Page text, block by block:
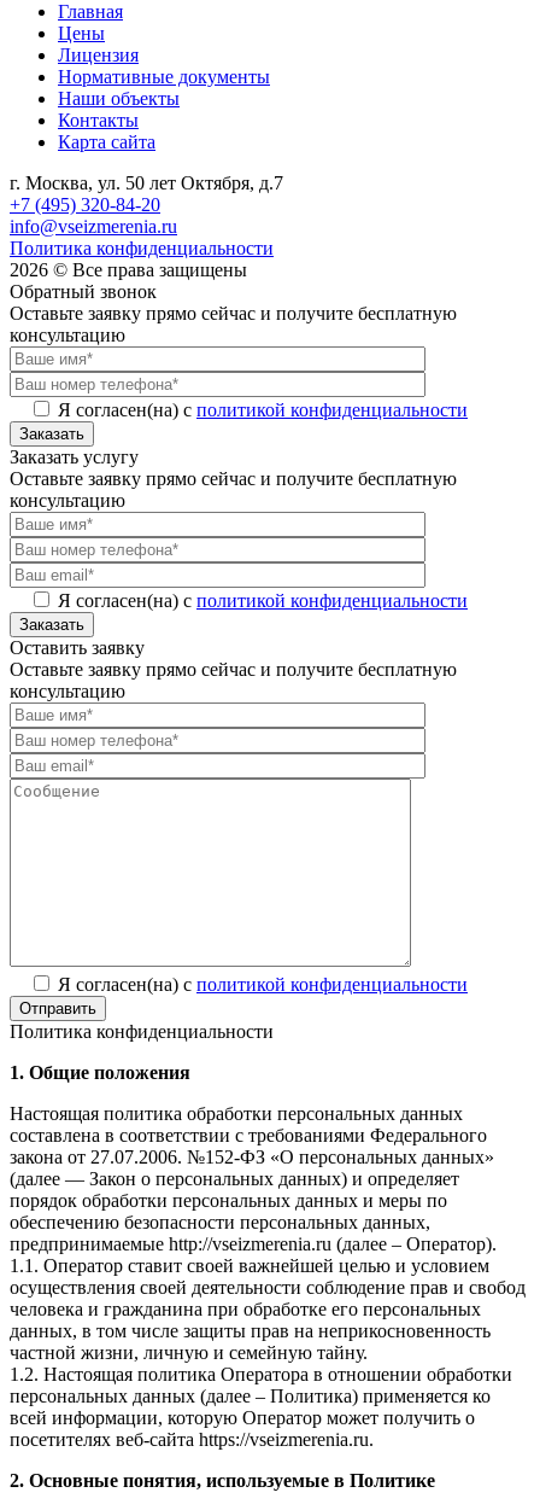
Главная
Цены
Лицензия
Нормативные документы
Наши объекты
Контакты
Карта сайта
г. Москва, ул. 50 лет Октября, д.7
+7 (495) 320-84-20
info@vseizmerenia.ru
Политика конфиденциальности
2026 © Все права защищены
Обратный звонок
Оставьте заявку прямо сейчас и получите бесплатную
консультацию
Я согласен(на) с политикой конфиденциальности
Заказать
Заказать услугу
Оставьте заявку прямо сейчас и получите бесплатную
консультацию
Я согласен(на) с политикой конфиденциальности
Заказать
Оставить заявку
Оставьте заявку прямо сейчас и получите бесплатную
консультацию
Я согласен(на) с политикой конфиденциальности
Отправить
Политика конфиденциальности
1. Общие положения
Настоящая политика обработки персональных данных
составлена в соответствии с требованиями Федерального
закона от 27.07.2006. №152-ФЗ «О персональных данных»
(далее — Закон о персональных данных) и определяет
порядок обработки персональных данных и меры по
обеспечению безопасности персональных данных,
предпринимаемые http://vseizmerenia.ru (далее – Оператор).
1.1. Оператор ставит своей важнейшей целью и условием
осуществления своей деятельности соблюдение прав и свобод
человека и гражданина при обработке его персональных
данных, в том числе защиты прав на неприкосновенность
частной жизни, личную и семейную тайну.
1.2. Настоящая политика Оператора в отношении обработки
персональных данных (далее – Политика) применяется ко
всей информации, которую Оператор может получить о
посетителях веб-сайта https://vseizmerenia.ru.
2. Основные понятия, используемые в Политике